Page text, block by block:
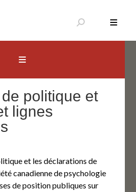
politique et
lignes
et les déclarations de
canadienne de psychologie
de position publiques sur